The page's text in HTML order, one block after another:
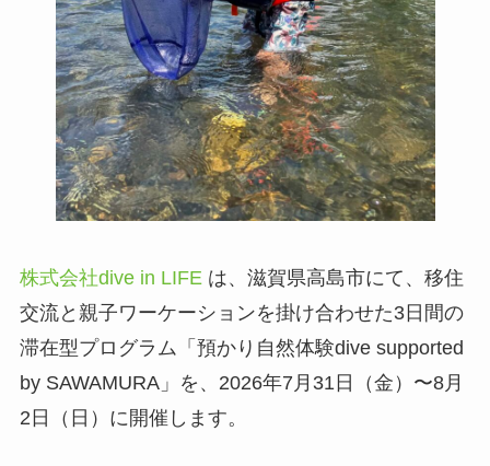
株式会社dive in LIFE は、滋賀県高島市にて、移住
交流と親子ワーケーションを掛け合わせた3日間の
滞在型プログラム「預かり自然体験dive supported
by SAWAMURA」を、2026年7月31日（金）〜8月
2日（日）に開催します。